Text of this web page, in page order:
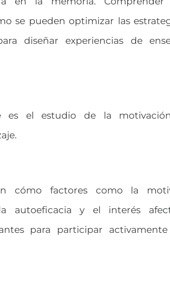
se pueden optimizar las
diseñar experiencias de
es el estudio de la
cómo factores como la
autoeficacia y el interés
para participar